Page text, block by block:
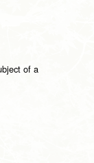
of a